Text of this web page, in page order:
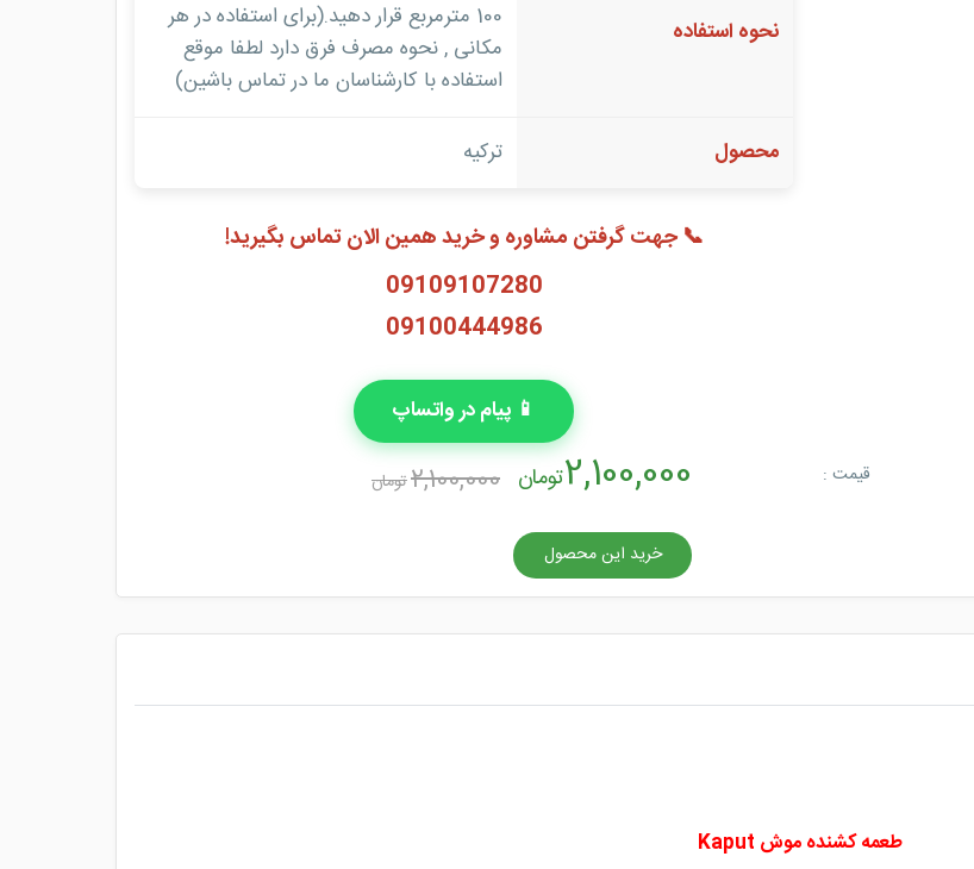
نحوه استفاده
100 مترمربع قرار دهید.(برای استفاده در هر
مکانی , نحوه مصرف فرق دارد لطفا موقع
استفاده با کارشناسان ما در تماس باشین)
محصول ترکیه
📞 جهت گرفتن مشاوره و خرید همین الان تماس بگیرید!
09109107280
09100444986
📱 پیام در واتساپ
قیمت : 2,100,000تومان 2,100,000تومان
خرید این محصول
طعمه کشنده موش Kaput